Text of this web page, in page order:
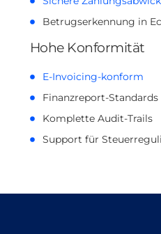
Betrugserkennung in
Hohe Konformität
E-Invoicing-konform
Finanzreport-Standards
Komplette Audit-Trails
Support für